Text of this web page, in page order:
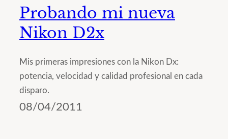
Probando mi nueva
Nikon D2x
Mis primeras impresiones con la Nikon Dx:
potencia, velocidad y calidad profesional en cada
disparo.
08/04/2011